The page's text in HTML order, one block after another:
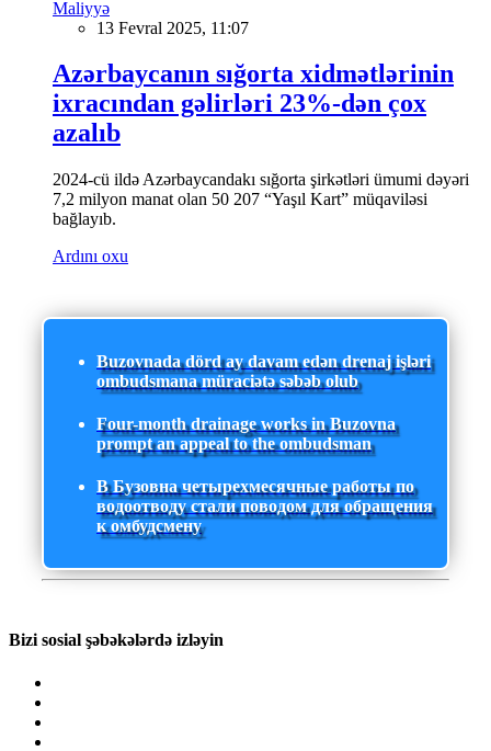
Maliyyə
13 Fevral 2025, 11:07
Azərbaycanın sığorta xidmətlərinin
ixracından gəlirləri 23%-dən çox
azalıb
2024-cü ildə Azərbaycandakı sığorta şirkətləri ümumi dəyəri
7,2 milyon manat olan 50 207 “Yaşıl Kart” müqaviləsi
bağlayıb.
Ardını oxu
Buzovnada dörd ay davam edən drenaj işləri
ombudsmana müraciətə səbəb olub
Four-month drainage works in Buzovna
prompt an appeal to the ombudsman
В Бузовна четырехмесячные работы по
водоотводу стали поводом для обращения
к омбудсмену
Bizi sosial şəbəkələrdə izləyin